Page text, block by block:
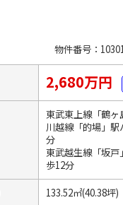
物件番号：
2,680万円
東武東上線「鶴ヶ
川越線「的場」
分
東武越生線「坂
歩12分
133.52㎡(40.38坪)